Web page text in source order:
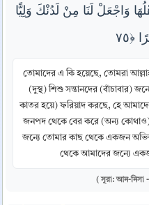
وَاجْعَلْ لَنَا مِنْ لَدُنْكَ وَلِيًّا
তোমাদের এ কি হয়েছে, তোমরা
(দুস্থ) শিশু সন্তানদের (বাঁচাবার)
কাতর হয়ে) ফরিয়াদ করছে, হে
জনপদ থেকে বের করে (অন্য
জন্যে তোমার কাছ থেকে একজন
থেকে আমাদের জন্যে
( সূরা: আন-নিসা